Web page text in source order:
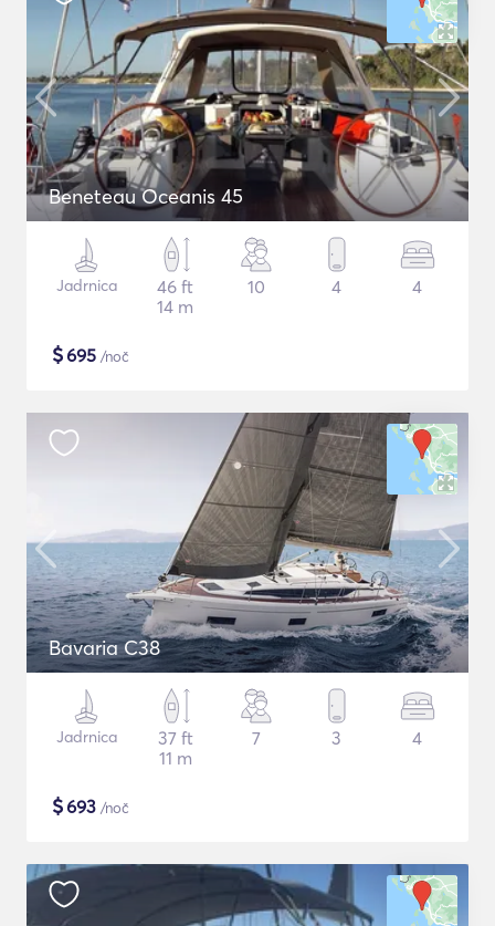
Beneteau Oceanis 45
Jadrnica
46 ft
14 m
10 4 4
$695 /noč
Bavaria C38
Jadrnica
37 ft
11 m
7 3 4
$693 /noč